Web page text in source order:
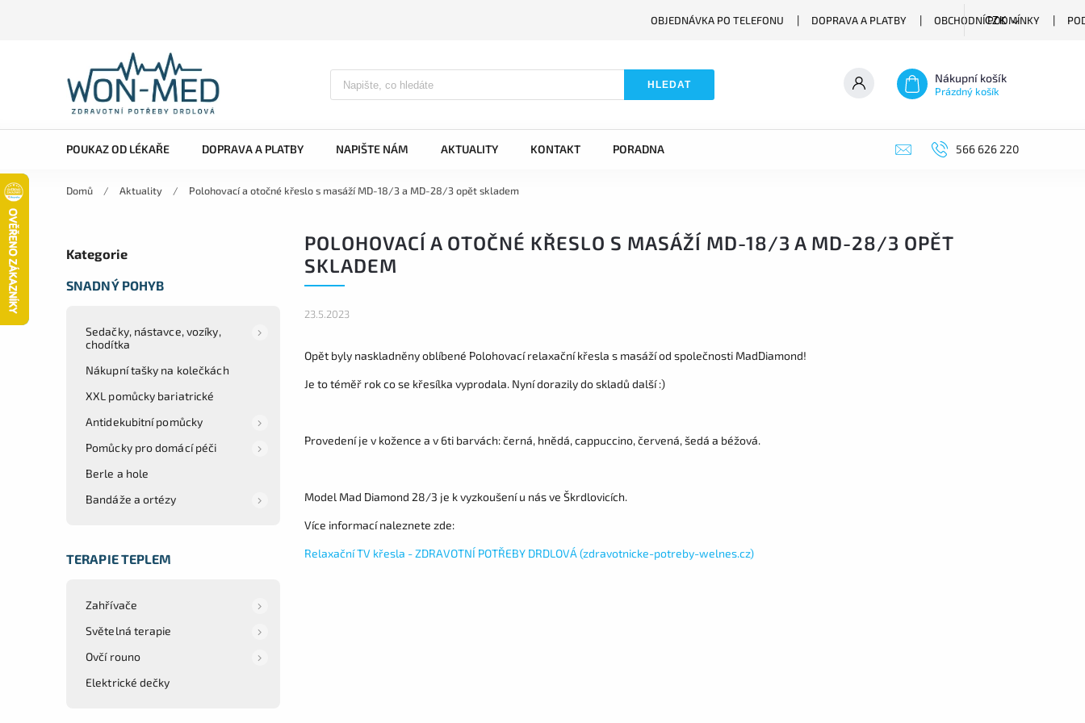
OBJEDNÁVKA PO TELEFONU DOPRAVA A PLATBY OBCHODNÍ PODMÍNKY
CZK
HLEDAT Nákupní košík
Prázdný košík
POUKAZ OD LÉKAŘE DOPRAVA A PLATBY NAPIŠTE NÁM AKTUALITY KONTAKT PORADNA 566 626 220
Domů / Aktuality / Polohovací a otočné křeslo s masáží MD-18/3 a MD-28/3 opět skladem
Kategorie
SNADNÝ POHYB
Sedačky, nástavce, vozíky,
chodítka
Nákupní tašky na kolečkách
XXL pomůcky bariatrické
Antidekubitní pomůcky
Pomůcky pro domácí péči
Berle a hole
Bandáže a ortézy
TERAPIE TEPLEM
Zahřívače
Světelná terapie
Ovčí rouno
Elektrické dečky
POLOHOVACÍ A OTOČNÉ KŘESLO S MASÁŽÍ MD-18/3 A MD-28/3 OPĚT
SKLADEM
23.5.2023
Opět byly naskladněny oblíbené Polohovací relaxační křesla s masáží od společnosti MadDiamond!
Je to téměř rok co se křesílka vyprodala. Nyní dorazily do skladů další :)
Provedení je v kožence a v 6ti barvách: černá, hnědá, cappuccino, červená, šedá a béžová.
Model Mad Diamond 28/3 je k vyzkoušení u nás ve Škrdlovicích.
Více informací naleznete zde:
Relaxační TV křesla - ZDRAVOTNÍ POTŘEBY DRDLOVÁ (zdravotnicke-potreby-welnes.cz)